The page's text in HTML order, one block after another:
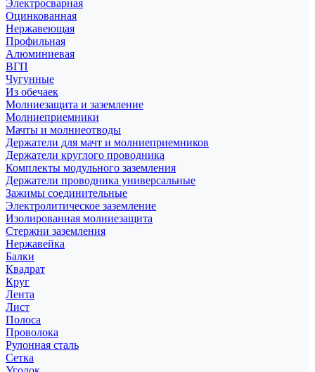
Электросварная
Оцинкованная
Нержавеющая
Профильная
Алюминиевая
ВГП
Чугунные
Из обечаек
Молниезащита и заземление
Молниеприемники
Мачты и молниеотводы
Держатели для мачт и молниеприемников
Держатели круглого проводника
Комплекты модульного заземления
Держатели проводника универсальные
Зажимы соединительные
Электролитическое заземление
Изолированная молниезащита
Стержни заземления
Нержавейка
Балки
Квадрат
Круг
Лента
Лист
Полоса
Проволока
Рулонная сталь
Сетка